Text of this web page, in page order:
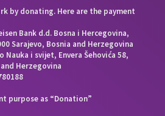
by donating. Here are the payment
Bank d.d. Bosna i Hercegovina,
Sarajevo, Bosnia and Herzegovina
Nauka i svijet, Envera Šehovića 58,
Herzegovina
purpose as “Donation”